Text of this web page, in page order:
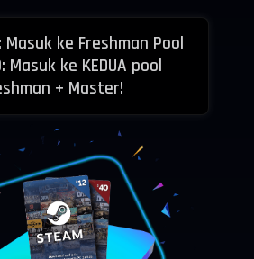
Masuk ke Freshman Pool
Masuk ke KEDUA pool
+ Master!